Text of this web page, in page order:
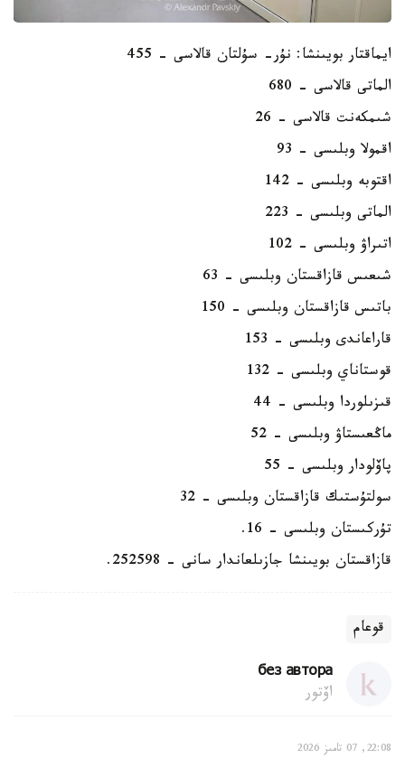
ايماقتار بويىنشا: نۇر- سۇلتان قالاسى – 455
الماتى قالاسى – 680
شىمكەنت قالاسى – 26
اقمولا وبلىسى – 93
اقتوبە وبلىسى – 142
الماتى وبلىسى – 223
اتىراۋ وبلىسى – 102
شىعىس قازاقستان وبلىسى – 63
باتىس قازاقستان وبلىسى – 150
قاراعاندى وبلىسى – 153
قوستاناي وبلىسى – 132
قىزىلوردا وبلىسى – 44
ماڭعىستاۋ وبلىسى – 52
پاۆلودار وبلىسى – 55
سولتۇستىك قازاقستان وبلىسى – 32
تۇركىستان وبلىسى - 16.
قازاقستان بويىنشا جازىلعاندار سانى - 252598.
قوعام
без автора
اۆتور
22:08, 07 تامىز 2026